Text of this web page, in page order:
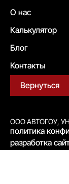
О нас
Калькулятор
Блог
Контакты
Вернуться
ООО АВТОГОУ,
политика
разработка